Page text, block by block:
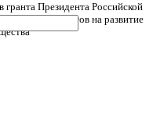
гранта Президента Российской
грантов на развитие